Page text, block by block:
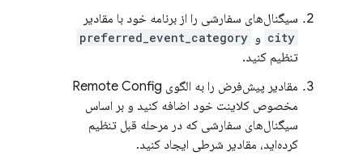
سیگنال‌های سفارشی را از برنامه خود با مقادیر
city و preferred_event_category
تنظیم کنید.
مقادیر پیش‌فرض را به الگوی Remote Config
مخصوص کلاینت خود اضافه کنید و بر اساس
سیگنال‌های سفارشی که در مرحله قبل تنظیم
کرده‌اید، مقادیر شرطی ایجاد کنید.